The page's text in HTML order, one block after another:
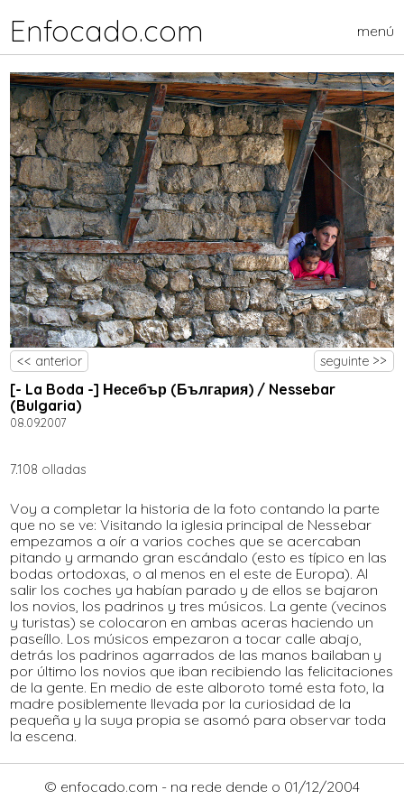
Enfocado.com menú
<< anterior seguinte >>
[- La Boda -] Несебър (България) / Nessebar
(Bulgaria)
08.09.2007
7.108 olladas
Voy a completar la historia de la foto contando la parte
que no se ve: Visitando la iglesia principal de Nessebar
empezamos a oír a varios coches que se acercaban
pitando y armando gran escándalo (esto es típico en las
bodas ortodoxas, o al menos en el este de Europa). Al
salir los coches ya habían parado y de ellos se bajaron
los novios, los padrinos y tres músicos. La gente (vecinos
y turistas) se colocaron en ambas aceras haciendo un
paseíllo. Los músicos empezaron a tocar calle abajo,
detrás los padrinos agarrados de las manos bailaban y
por último los novios que iban recibiendo las felicitaciones
de la gente. En medio de este alboroto tomé esta foto, la
madre posiblemente llevada por la curiosidad de la
pequeña y la suya propia se asomó para observar toda
la escena.
© enfocado.com - na rede dende o 01/12/2004